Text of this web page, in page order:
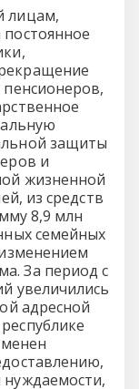
лицам,
защиты
и
жизненной
из средств
8,9 млн
семейных
За период с
увеличились
адресной
нуждаемости,